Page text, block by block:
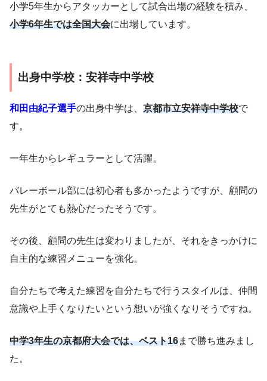
小学5年生からアタッカーとして試合出場の経験を積み、
小学6年生では全国大会に出場しています。
出身中学校：安祥寺中学校
和田由紀子選手の出身中学は、 京都市立安祥寺中学校で
す。
一年生からレギュラーとして活躍。
バレーボール部には初心者も多かったようですが、顧問の
先生がとても熱心だったそうです。
その後、顧問の先生は変わりましたが、それをきっかけに
自主的な練習メニューを強化。
自分たちで考えた練習を自分たちで行うスタイルは、仲間
意識や上手くなりたいという想いが強くなりそうですね。
中学3年生の京都府大会では、ベスト16まで勝ち進みまし
た。